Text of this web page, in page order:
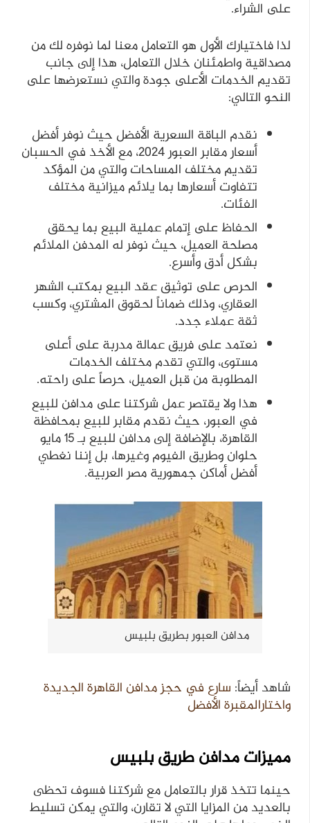
على الشراء.
لذا فاختيارك الأول هو التعامل معنا لما نوفره لك من
مصداقية واطمئنان خلال التعامل، هذا إلى جانب
تقديم الخدمات الأعلى جودة والتي نستعرضها على
النحو التالي:
نقدم الباقة السعرية الأفضل حيث نوفر أفضل
أسعار مقابر العبور 2024، مع الأخذ في الحسبان
تقديم مختلف المساحات والتي من المؤكد
تتفاوت أسعارها بما يلائم ميزانية مختلف
الفئات.
الحفاظ على إتمام عملية البيع بما يحقق
مصلحة العميل، حيث نوفر له المدفن الملائم
بشكل أدق وأسرع.
الحرص على توثيق عقد البيع بمكتب الشهر
العقاري، وذلك ضماناً لحقوق المشتري، وكسب
ثقة عملاء جدد.
نعتمد على فريق عمالة مدربة على أعلى
مستوى، والتي تقدم مختلف الخدمات
المطلوبة من قبل العميل، حرصاً على راحته.
هذا ولا يقتصر عمل شركتنا على مدافن للبيع
في العبور، حيث نقدم مقابر للبيع بمحافظة
القاهرة، بالإضافة إلى مدافن للبيع بـ 15 مايو
حلوان وطريق الفيوم وغيرها، بل إننا نغطي
أفضل أماكن جمهورية مصر العربية.
مدافن العبور بطريق بلبيس
شاهد أيضاً: سارع في حجز مدافن القاهرة الجديدة
واختارالمقبرة الأفضل
مميزات مدافن طريق بلبيس
حينما تتخذ قرار بالتعامل مع شركتنا فسوف تحظى
بالعديد من المزايا التي لا تقارن، والتي يمكن تسليط